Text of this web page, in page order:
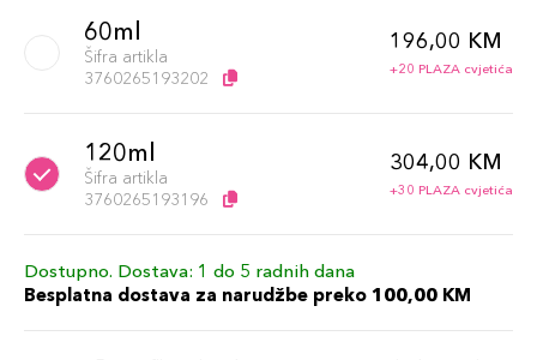
60ml
Šifra artikla
3760265193202
196,00 KM
+20 PLAZA cvjetića
120ml
Šifra artikla
3760265193196
304,00 KM
+30 PLAZA cvjetića
Dostupno. Dostava: 1 do 5 radnih dana
Besplatna dostava za narudžbe preko 100,00 KM